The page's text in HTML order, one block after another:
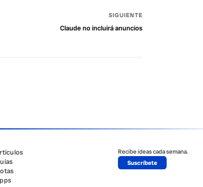
SIGUIENTE
Claude no incluirá anuncios
Recibe ideas cada semana.
Suscríbete